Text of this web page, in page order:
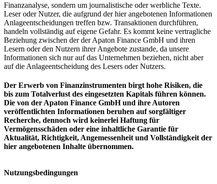
Finanzanalyse, sondern um journalistische oder werbliche Texte.
Leser oder Nutzer, die aufgrund der hier angebotenen Informationen
Anlageentscheidungen treffen bzw. Transaktionen durchführen,
handeln vollständig auf eigene Gefahr. Es kommt keine vertragliche
Beziehung zwischen der der Apaton Finance GmbH und ihren
Lesern oder den Nutzern ihrer Angebote zustande, da unsere
Informationen sich nur auf das Unternehmen beziehen, nicht aber
auf die Anlageentscheidung des Lesers oder Nutzers.
Der Erwerb von Finanzinstrumenten birgt hohe Risiken, die
bis zum Totalverlust des eingesetzten Kapitals führen können.
Die von der Apaton Finance GmbH und ihre Autoren
veröffentlichten Informationen beruhen auf sorgfältiger
Recherche, dennoch wird keinerlei Haftung für
Vermögensschäden oder eine inhaltliche Garantie für
Aktualität, Richtigkeit, Angemessenheit und Vollständigkeit der
hier angebotenen Inhalte übernommen.
Nutzungsbedingungen